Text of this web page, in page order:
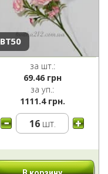
ВТ50
за шт.:
69.46 грн
за уп.:
1111.4 грн.
16шт.